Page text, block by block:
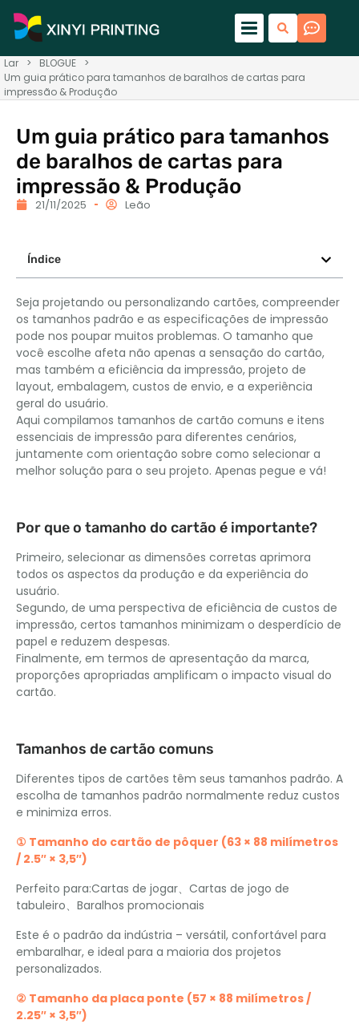
Lar > BLOGUE
>
Um guia prático para tamanhos de baralhos de cartas para
impressão & Produção
Um guia prático para tamanhos
de baralhos de cartas para
impressão & Produção
21/11/2025 Leão
Índice
Seja projetando ou personalizando cartões, compreender
os tamanhos padrão e as especificações de impressão
pode nos poupar muitos problemas. O tamanho que
você escolhe afeta não apenas a sensação do cartão,
mas também a eficiência da impressão, projeto de
layout, embalagem, custos de envio, e a experiência
geral do usuário.
Aqui compilamos tamanhos de cartão comuns e itens
essenciais de impressão para diferentes cenários,
juntamente com orientação sobre como selecionar a
melhor solução para o seu projeto. Apenas pegue e vá!
Por que o tamanho do cartão é importante?
Primeiro, selecionar as dimensões corretas aprimora
todos os aspectos da produção e da experiência do
usuário.
Segundo, de uma perspectiva de eficiência de custos de
impressão, certos tamanhos minimizam o desperdício de
papel e reduzem despesas.
Finalmente, em termos de apresentação da marca,
proporções apropriadas amplificam o impacto visual do
cartão.
Tamanhos de cartão comuns
Diferentes tipos de cartões têm seus tamanhos padrão. A
escolha de tamanhos padrão normalmente reduz custos
e minimiza erros.
① Tamanho do cartão de pôquer (63 × 88 milímetros
/ 2.5″ × 3,5″)
Perfeito para:Cartas de jogar、Cartas de jogo de
tabuleiro、Baralhos promocionais
Este é o padrão da indústria – versátil, confortável para
embaralhar, e ideal para a maioria dos projetos
personalizados.
② Tamanho da placa ponte (57 × 88 milímetros /
2.25″ × 3,5″)